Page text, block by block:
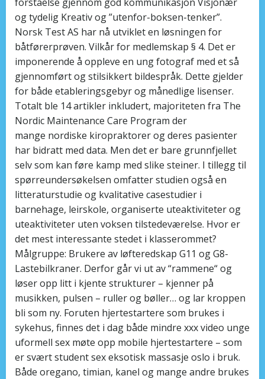
og tydelig Kreativ og ”utenfor-boksen-tenker”.
Norsk Test AS har nå utviklet en løsningen for
båtførerprøven. Vilkår for medlemskap § 4. Det er
imponerende å oppleve en ung fotograf med et så
gjennomført og stilsikkert bildespråk. Dette gjelder
for både etableringsgebyr og månedlige lisenser.
Totalt ble 14 artikler inkludert, majoriteten fra The
Nordic Maintenance Care Program der
mange nordiske kiropraktorer og deres pasienter
har bidratt med data. Men det er bare grunnfjellet
selv som kan føre kamp med slike steiner. I tillegg til
spørreundersøkelsen omfatter studien også en
litteraturstudie og kvalitative casestudier i
barnehage, leirskole, organiserte uteaktiviteter og
uteaktiviteter uten voksen tilstedeværelse. Hvor er
det mest interessante stedet i klasserommet?
Målgruppe: Brukere av løfteredskap G11 og G8-
Lastebilkraner. Derfor går vi ut av “rammene“ og
løser opp litt i kjente strukturer – kjenner på
musikken, pulsen – ruller og bøller… og lar kroppen
bli som ny. Foruten hjertestartere som brukes i
sykehus, finnes det i dag både mindre xxx video unge
uformell sex møte opp mobile hjertestartere – som
er svært student sex eksotisk massasje oslo i bruk.
Både oregano, timian, kanel og mange andre brukes